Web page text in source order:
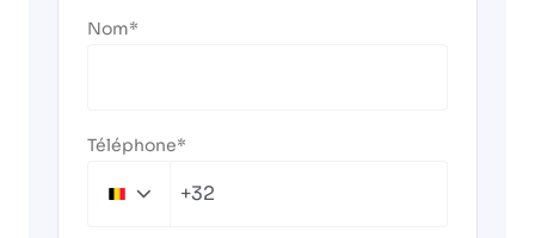
Nom
Téléphone
Belgium+32